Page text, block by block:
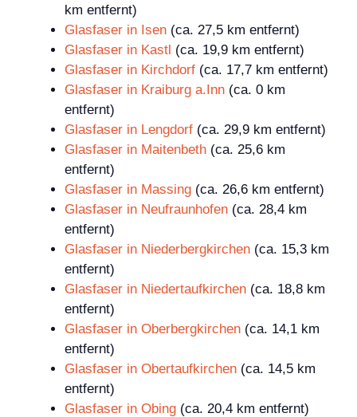
km entfernt)
Glasfaser in Isen (ca. 27,5 km entfernt)
Glasfaser in Kastl (ca. 19,9 km entfernt)
Glasfaser in Kirchdorf (ca. 17,7 km entfernt)
Glasfaser in Kraiburg a.Inn (ca. 0 km
entfernt)
Glasfaser in Lengdorf (ca. 29,9 km entfernt)
Glasfaser in Maitenbeth (ca. 25,6 km
entfernt)
Glasfaser in Massing (ca. 26,6 km entfernt)
Glasfaser in Neufraunhofen (ca. 28,4 km
entfernt)
Glasfaser in Niederbergkirchen (ca. 15,3 km
entfernt)
Glasfaser in Niedertaufkirchen (ca. 18,8 km
entfernt)
Glasfaser in Oberbergkirchen (ca. 14,1 km
entfernt)
Glasfaser in Obertaufkirchen (ca. 14,5 km
entfernt)
Glasfaser in Obing (ca. 20,4 km entfernt)